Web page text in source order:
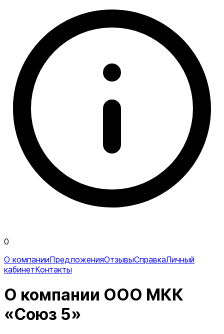
0
О компанииПредложенияОтзывыСправкаЛичный
кабинетКонтакты
О компании ООО МКК
«Союз 5»